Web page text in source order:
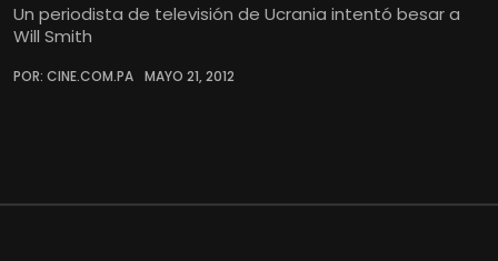
Un periodista de televisión de Ucrania intentó besar a
Will Smith
POR: CINE.COM.PA MAYO 21, 2012